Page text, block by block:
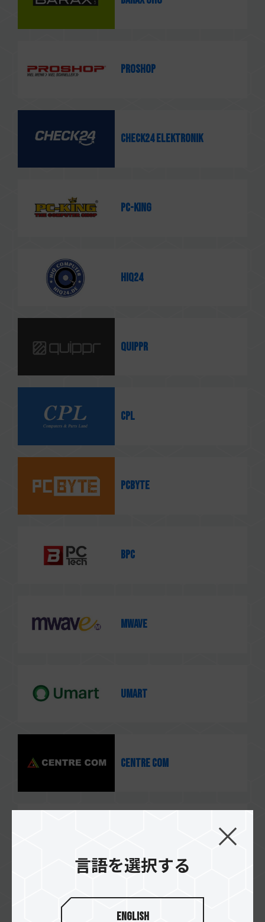
PROSHOP
CHECK24 Elektronik
PC-King
HiQ24
quippr
CPL
PCbyte
BPC
Mwave
Umart
Centre Com
PCCG
言語を選択する
English